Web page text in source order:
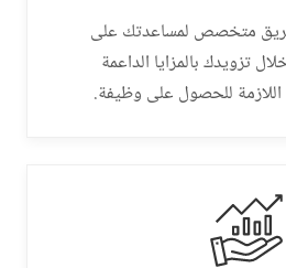
متخصص لمساعدتك على
تزويدك بالمزايا الداعمة
للحصول على وظيفة.